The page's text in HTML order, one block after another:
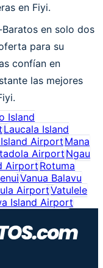
en Fiyi.
en solo dos
para su
confían en
las mejores
Island
Laucala Island
AirportMana
AirportNgau
AirportRotuma
Vanua Balavu
AirportVatulele
Island Airport